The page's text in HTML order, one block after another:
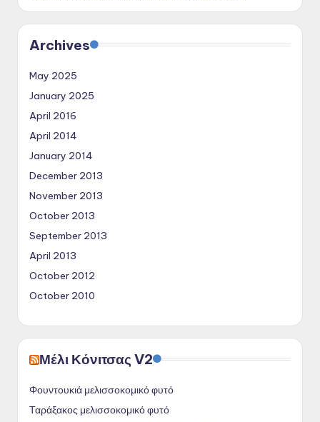
Archives
May 2025
January 2025
April 2016
April 2014
January 2014
December 2013
November 2013
October 2013
September 2013
April 2013
October 2012
October 2010
Μέλι Κόνιτσας V2
Φουντουκιά μελισσοκομικό φυτό
Ταράξακος μελισσοκομικό φυτό